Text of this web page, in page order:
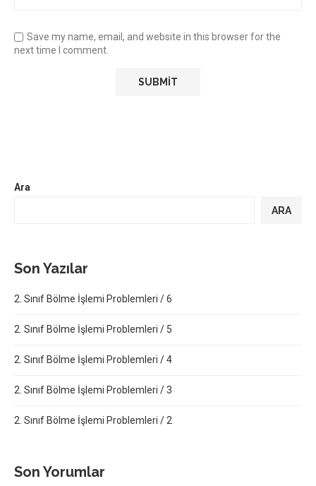
Save my name, email, and website in this browser for the
next time I comment.
Ara
ARA
Son Yazılar
2. Sınıf Bölme İşlemi Problemleri / 6
2. Sınıf Bölme İşlemi Problemleri / 5
2. Sınıf Bölme İşlemi Problemleri / 4
2. Sınıf Bölme İşlemi Problemleri / 3
2. Sınıf Bölme İşlemi Problemleri / 2
Son Yorumlar